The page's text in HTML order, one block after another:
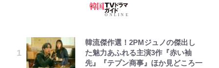
韓流傑作選！2PMジュノの傑出し
た魅力あふれる主演3作『赤い袖
先』『テプン商事』ほか見どころ一